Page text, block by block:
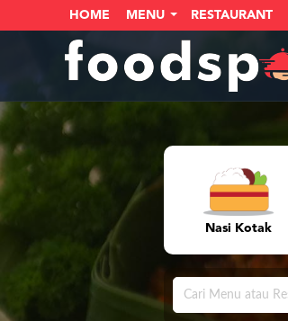
HOME MENU RESTAURANT
Nasi Kotak